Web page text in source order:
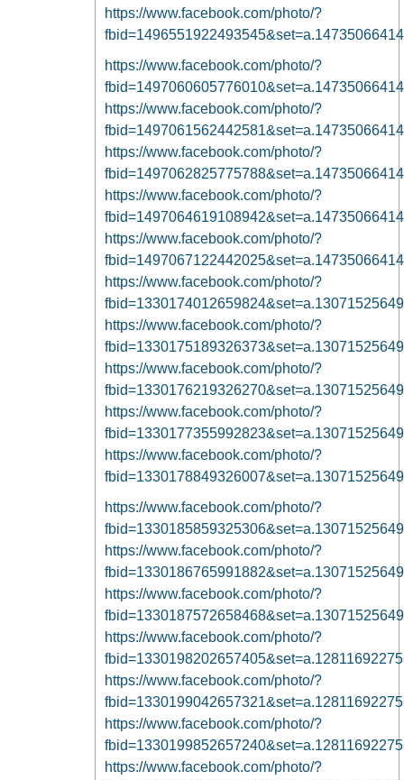
https://www.facebook.com/photo/?
https://www.facebook.com/photo/?
https://www.facebook.com/photo/?
https://www.facebook.com/photo/?
https://www.facebook.com/photo/?
https://www.facebook.com/photo/?
https://www.facebook.com/photo/?
https://www.facebook.com/photo/?
https://www.facebook.com/photo/?
https://www.facebook.com/photo/?
https://www.facebook.com/photo/?
https://www.facebook.com/photo/?
https://www.facebook.com/photo/?
https://www.facebook.com/photo/?
https://www.facebook.com/photo/?
https://www.facebook.com/photo/?
https://www.facebook.com/photo/?
https://www.facebook.com/photo/?